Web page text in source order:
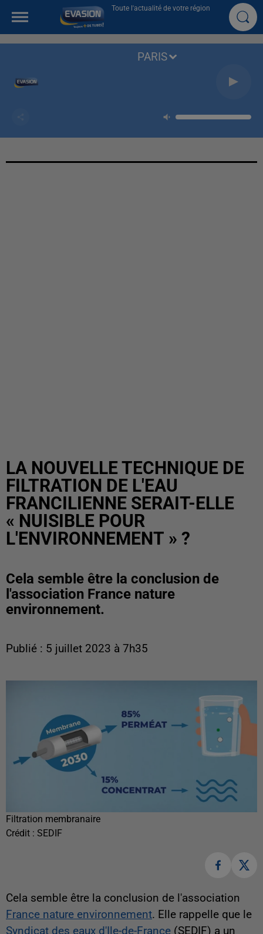
Toute l'actualité de votre région
PARIS
LA NOUVELLE TECHNIQUE DE
FILTRATION DE L'EAU
FRANCILIENNE SERAIT-ELLE
« NUISIBLE POUR
L'ENVIRONNEMENT » ?
Cela semble être la conclusion de
l'association France nature
environnement.
Publié : 5 juillet 2023 à 7h35
Filtration membranaire
Crédit : SEDIF
Cela semble être la conclusion de l'association
France nature environnement. Elle rappelle que le
Syndicat des eaux d'Ile-de-France (SEDIF) a un